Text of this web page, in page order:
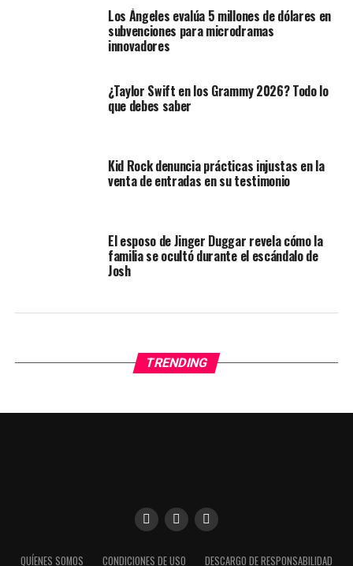
Los Ángeles evalúa 5 millones de dólares en
subvenciones para microdramas
innovadores
¿Taylor Swift en los Grammy 2026? Todo lo
que debes saber
Kid Rock denuncia prácticas injustas en la
venta de entradas en su testimonio
El esposo de Jinger Duggar revela cómo la
familia se ocultó durante el escándalo de
Josh
TRENDING
QUÍENES SOMOS CONDICIONES DE USO DESCARGO DE RESPONSABILIDAD
Utilizamos cookies para darte una mejor experiencia en